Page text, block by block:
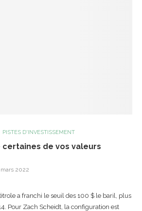
PISTES D'INVESTISSEMENT
certaines de vos valeurs
mars 2022
a franchi le seuil des 100 $ le baril, plus
Pour Zach Scheidt, la configuration est